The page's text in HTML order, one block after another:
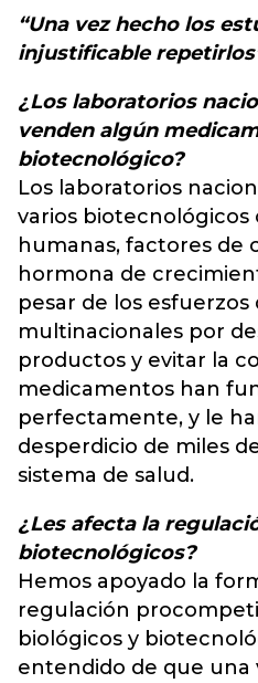
“Una vez hecho los
injustificable
¿Los laboratorios
venden algún
biotecnológico?
Los laboratorios
varios biotecnológicos
humanas, factores de
hormona de
pesar de los esfuerzos
multinacionales por
productos y evitar la
medicamentos han
perfectamente, y le
desperdicio de miles
sistema de salud.
¿Les afecta la
biotecnológicos?
Hemos apoyado la
regulación
biológicos y
entendido de que una